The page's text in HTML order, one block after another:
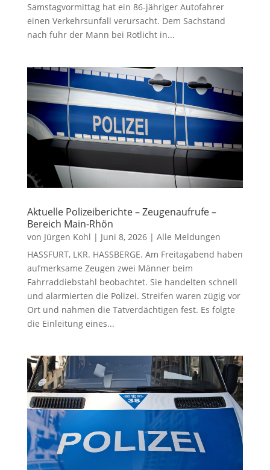
Samstagvormittag hat ein 86-jähriger Autofahrer
einen Verkehrsunfall verursacht. Dem Sachstand
nach fuhr der Mann bei Rotlicht in...
Aktuelle Polizeiberichte – Zeugenaufrufe –
Bereich Main-Rhön
von Jürgen Kohl | Juni 8, 2026| Alle Meldungen
HASSFURT, LKR. HASSBERGE. Am Freitagabend haben
aufmerksame Zeugen zwei Männer beim
Fahrraddiebstahl beobachtet. Sie handelten schnell
und alarmierten die Polizei. Streifen waren zügig vor
Ort und nahmen die Tatverdächtigen fest. Es folgte
die Einleitung eines...